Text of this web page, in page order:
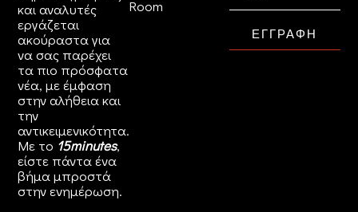
και αναλυτές
εργάζεται
ακούραστα για
να σας παρέχει
τα πιο πρόσφατα
νέα, με έμφαση
στην αλήθεια και
την
αντικειμενικότητα.
Με το 15minutes,
είστε πάντα ένα
βήμα μπροστά
στηνενημέρωση.
Room
ΕΓΓΡΑΦΗ